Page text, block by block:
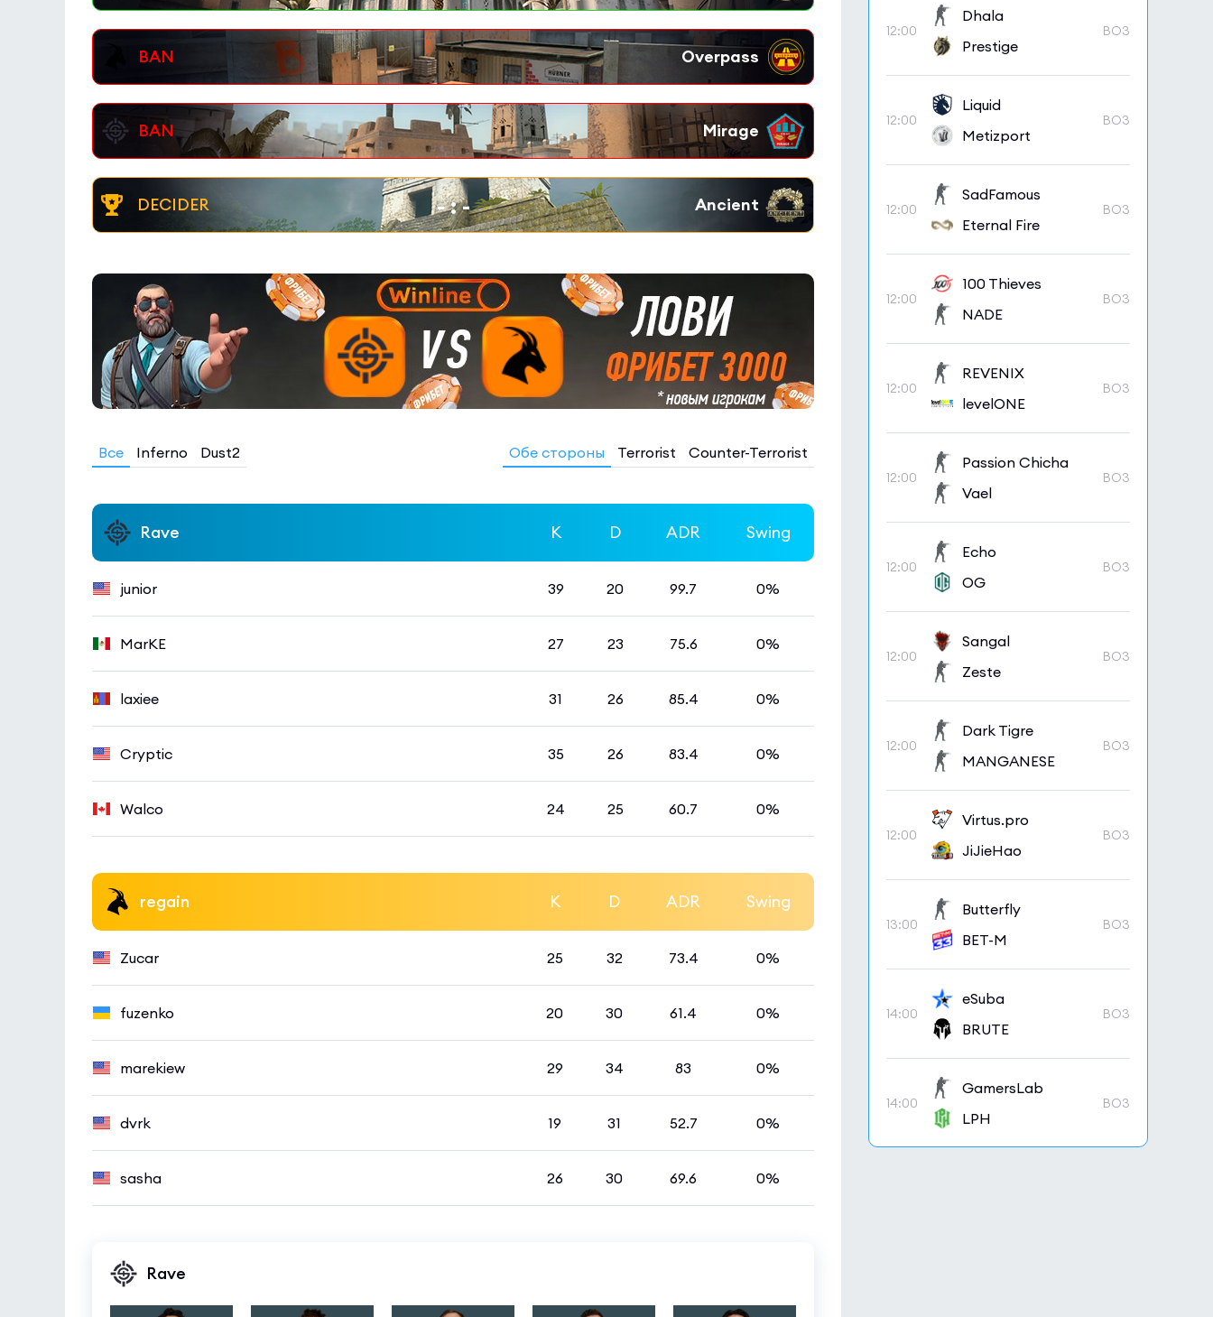
-:-
Все Inferno Dust2 Обе стороны Terrorist Counter-Terrorist
Rave K D ADR Swing
junior 39 20 99.7 0%
MarKE 27 23 75.6 0%
laxiee 31 26 85.4 0%
Cryptic 35 26 83.4 0%
Walco 24 25 60.7 0%
regain K D ADR Swing
Zucar 25 32 73.4 0%
fuzenko 20 30 61.4 0%
marekiew 29 34 83 0%
dvrk 19 31 52.7 0%
sasha 26 30 69.6 0%
Rave
12:00
Dhala
Prestige
BO3
12:00
Liquid
Metizport
BO3
12:00
SadFamous
Eternal Fire
BO3
12:00
100 Thieves
NADE
BO3
12:00
REVENIX
levelONE
BO3
12:00
Passion Chicha
Vael
BO3
12:00
Echo
OG
BO3
12:00
Sangal
Zeste
BO3
12:00
Dark Tigre
MANGANESE
BO3
12:00
Virtus.pro
JiJieHao
BO3
13:00
Butterfly
BET-M
BO3
14:00
eSuba
BRUTE
BO3
14:00
GamersLab
LPH
BO3